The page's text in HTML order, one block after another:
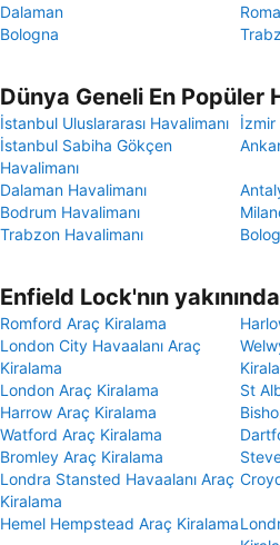
Dalaman
Roma
Bologna
Dünya Geneli En Popüler
İstanbul Uluslararası Havalimanı
İzmir
İstanbul Sabiha Gökçen
Havalimanı
Dalaman Havalimanı
Bodrum Havalimanı
Trabzon Havalimanı
Enfield Lock'nın yakınında
Romford Araç Kiralama
London City Havaalanı Araç
Kiralama
London Araç Kiralama
St
Harrow Araç Kiralama
Watford Araç Kiralama
Bromley Araç Kiralama
Londra Stansted Havaalanı Araç
Kiralama
Hemel Hempstead Araç Kiralama